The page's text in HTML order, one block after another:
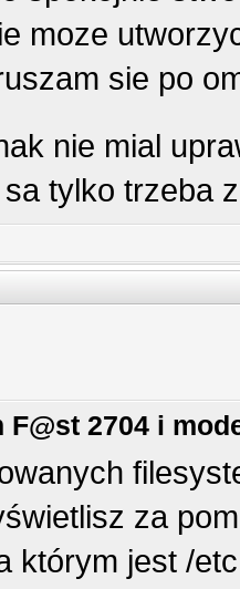
moze
sie po
nie mial
tylko trzeba
F@st 2704 i
za
którym jest /